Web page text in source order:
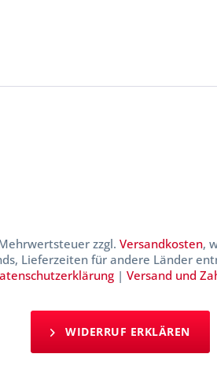
zzgl. Versandkosten,
Lieferzeiten für andere Länder
| Versand und
WIDERRUF ERKLÄREN